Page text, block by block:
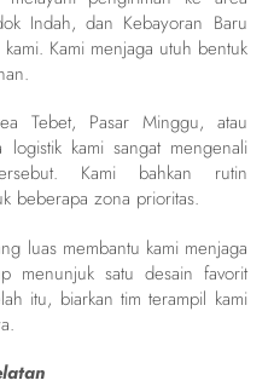
Indah, dan Kebayoran Baru
Kami menjaga utuh bentuk
Tebet, Pasar Minggu, atau
logistik kami sangat mengenali
Kami bahkan rutin
beberapa zona prioritas.
luas membantu kami menjaga
menunjuk satu desain favorit
itu, biarkan tim terampil kami